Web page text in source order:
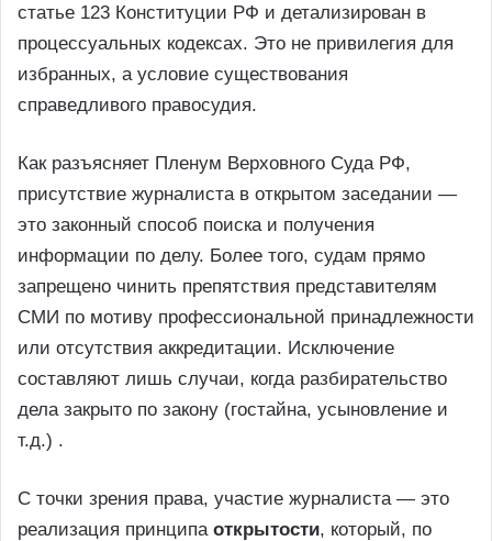
статье 123 Конституции РФ и детализирован в
процессуальных кодексах. Это не привилегия для
избранных, а условие существования
справедливого правосудия.
Как разъясняет Пленум Верховного Суда РФ,
присутствие журналиста в открытом заседании —
это законный способ поиска и получения
информации по делу. Более того, судам прямо
запрещено чинить препятствия представителям
СМИ по мотиву профессиональной принадлежности
или отсутствия аккредитации. Исключение
составляют лишь случаи, когда разбирательство
дела закрыто по закону (гостайна, усыновление и
т.д.) .
С точки зрения права, участие журналиста — это
реализация принципа открытости, который, по